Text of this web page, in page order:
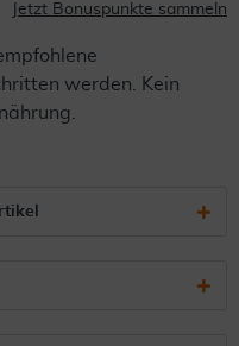
Jetzt Bonuspunkte sammeln
werden. Kein